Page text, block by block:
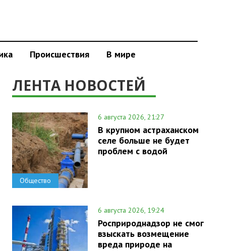
Происшествия В мире
ЛЕНТА НОВОСТЕЙ
Общество
6 августа 2026, 21:27
В крупном астраханском
селе больше не будет
проблем с водой
6 августа 2026, 19:24
Росприроднадзор не смог
взыскать возмещение
вреда природе на